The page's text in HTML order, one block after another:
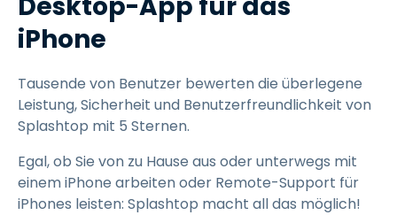
iPhone
Tausende von Benutzer bewerten die überlegene
Leistung, Sicherheit und Benutzerfreundlichkeit von
Splashtop mit 5 Sternen.
Egal, ob Sie von zu Hause aus oder unterwegs mit
einem iPhone arbeiten oder Remote-Support für
iPhones leisten: Splashtop macht all das möglich!